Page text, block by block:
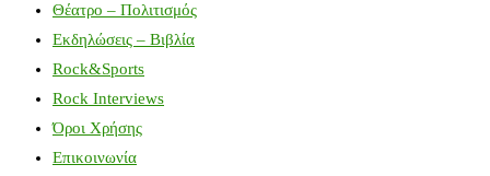
Θέατρο – Πολιτισμός
Εκδηλώσεις – Βιβλία
Rock&Sports
Rock Interviews
Όροι Χρήσης
Επικοινωνία